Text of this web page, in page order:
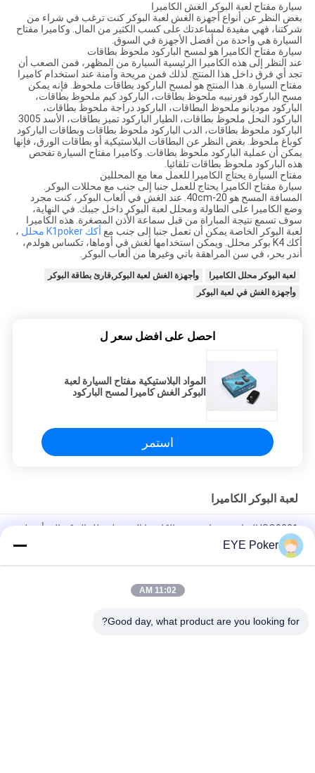
سيارة مفتاح لعبة البوكر الغش الكاميرا
بغض النظر عن أنواع أجهزة الغش لعبة البوكر كنت ترغب في شراء من
شركتنا، فهي مفيدة لمساعدتك على كسب الكثير من المال. وكاميرا مفتاح
السيارة هي واحدة من أفضل الأجهزة في السوق.
سيارة مفتاح الكاميرا هو لمسح الباركود ملحوظ بطاقات
عند النظر إلى هذه الكاميرا الرئيسية السيارة من المظهر، فمن الصعب أن
تجد أي فرق داخل هذا المنتج. لذلك فمن مريحة وآمنة عند استخدام كاميرا
مفتاح السيارة. هذا المنتج هو لمسح الباركود بطاقات ملحوظ. فإنه يمكن
مسح الباركود فورنييه ملحوظ بطاقات، الباركود كيم ملحوظ بطاقات،
الباركود موديانو ملحوظ البطاقات، الباركود دراجة ملحوظ بطاقات،
الباركود النحل ملحوظ بطاقات، الطيار الباركود تميز بطاقات، الأسد 3005
الباركود ملحوظ بطاقات، الدب الباركود ملحوظ بطاقات وبطاقات الباركود
كوباغ ملحوظ. بغض النظر عن البطاقات البلاستيكية أو بطاقات الورق، فإنها
يمكن أن عملية الباركود ملحوظ بطاقات. وكاميرا مفتاح السيارة تفحص
هذه الباركود ملحوظ بطاقات تلقائيا.
مفتاح السيارة يحتاج الكاميرا للعمل معا مع المحللين
سيارة مفتاح الكاميرا يحتاج للعمل جنبا إلى جنب مع محللات البوكر.
المسافة المسح هو 20-40cm. عند الغش في ألعاب البوكر، كنت مجرد
وضع الكاميرا على الطاولة ومحلل لعبة البوكر داخل جيبك. في النهاية،
سوف تسمع نتيجة المباراة من قبل سماعة الأذن المصغرة. هذه الكاميرا
لعبة البوكر الخاصة يمكن أن تعمل جنبا إلى جنب مع أكك K1poker محلل
،
أكك K4 بوكر محلل. ويمكن استخدامها لغش في أوماها، تكساس هولدم،
أندر بحر، في سن المراهقة باتي وغيرها من ألعاب البوكر.
لعبة البوكر محلل الكاميرا
وأجهزة الغش لعبة البوكر,قارئ بطاقة البوكر
وأجهزة الغش في لعبة البوكر
احصل على افضل سعر ل
المواد البلاستيكية مفتاح السيارة لعبة
البوكر الغش كاميرا لمسح الباركود
استمر
لعبة البوكر الكاميرا
ISO9001 الرياضة سوار عدسة الكاميرا الخفية لمحلل البوكر إلى أسفل
Akk CVK Poker Cheating Devices Portable Power Bank Charger
Hidden Poker Camera
المسافة 35 سم الموجودة في قاعدة المفتاح كاميرا تويوتا مفتاح السيارة
EYE Poker
11:02 AM
Good day, what product are you looking for?